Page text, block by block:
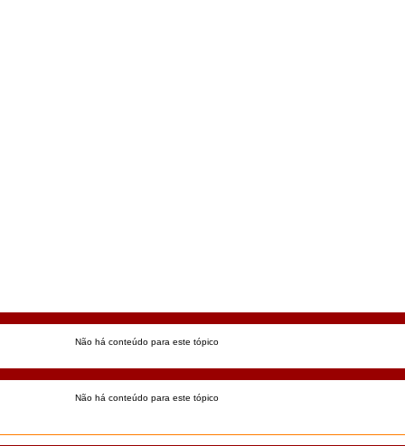
Não há conteúdo para este tópico
Não há conteúdo para este tópico